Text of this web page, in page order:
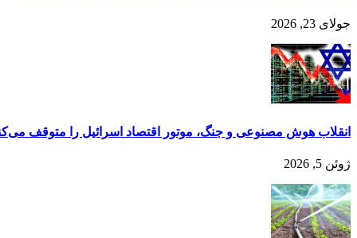
جولای 23, 2026
انقلاب هوش مصنوعی و جنگ، موتور اقتصاد اسرائیل را متوقف
ژوئن 5, 2026